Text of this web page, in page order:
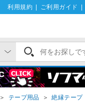
利用規約 ご利用ガイド
＞ テープ用品 ＞ 絶縁テープ